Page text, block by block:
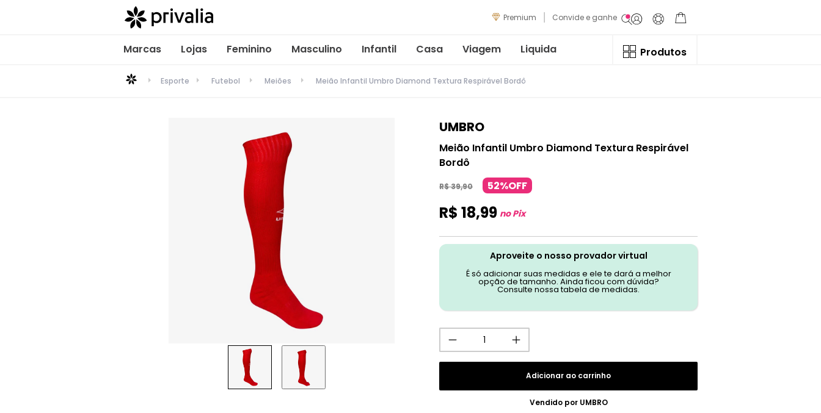
Premium Convide e ganhe
Marcas Lojas Feminino Masculino Infantil Casa Viagem Liquida Produtos
Esporte Futebol Meiões Meião Infantil Umbro Diamond Textura Respirável Bordô
UMBRO
Meião Infantil Umbro Diamond Textura Respirável
Bordô
R$39,90 52%OFF
R$ 18,99 no Pix
Aproveite o nosso provador virtual
É só adicionar suas medidas e ele te dará a melhor
opção de tamanho. Ainda ficou com dúvida?
Consulte nossa tabela de medidas.
Adicionar ao carrinho
Vendido por UMBRO